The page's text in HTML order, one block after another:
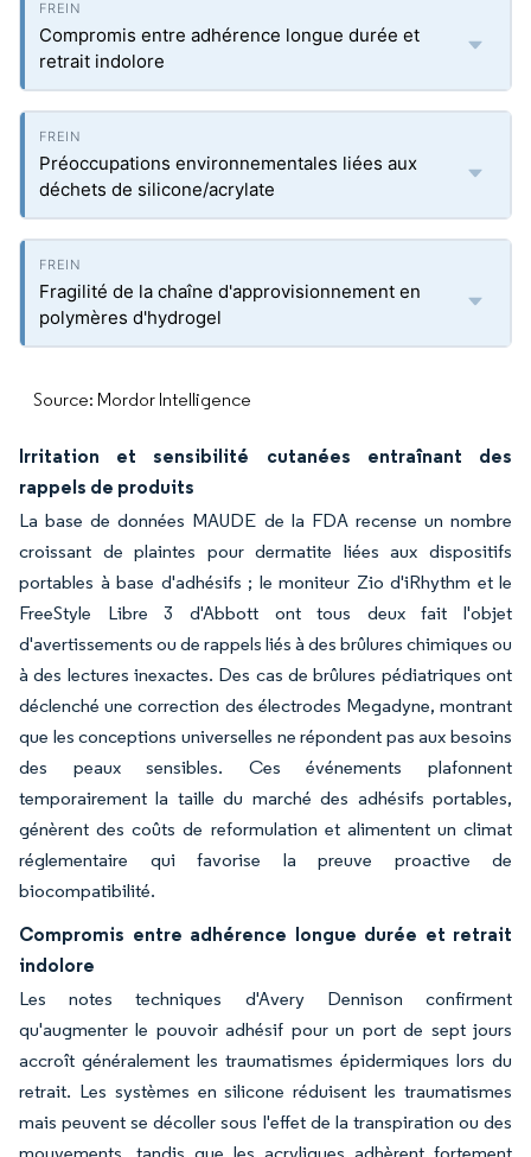
Compromis entre adhérence longue durée et
retrait indolore
Préoccupations environnementales liées aux
déchets de silicone/acrylate
Fragilité de la chaîne d'approvisionnement en
polymères d'hydrogel
Source: Mordor Intelligence
Irritation et sensibilité cutanées entraînant des
rappels de produits
La base de données MAUDE de la FDA recense un nombre
croissant de plaintes pour dermatite liées aux dispositifs
portables à base d'adhésifs ; le moniteur Zio d'iRhythm et le
FreeStyle Libre 3 d'Abbott ont tous deux fait l'objet
d'avertissements ou de rappels liés à des brûlures chimiques ou
à des lectures inexactes. Des cas de brûlures pédiatriques ont
déclenché une correction des électrodes Megadyne, montrant
que les conceptions universelles ne répondent pas aux besoins
des peaux sensibles. Ces événements plafonnent
temporairement la taille du marché des adhésifs portables,
génèrent des coûts de reformulation et alimentent un climat
réglementaire qui favorise la preuve proactive de
biocompatibilité.
Compromis entre adhérence longue durée et retrait
indolore
Les notes techniques d'Avery Dennison confirment
qu'augmenter le pouvoir adhésif pour un port de sept jours
accroît généralement les traumatismes épidermiques lors du
retrait. Les systèmes en silicone réduisent les traumatismes
mais peuvent se décoller sous l'effet de la transpiration ou des